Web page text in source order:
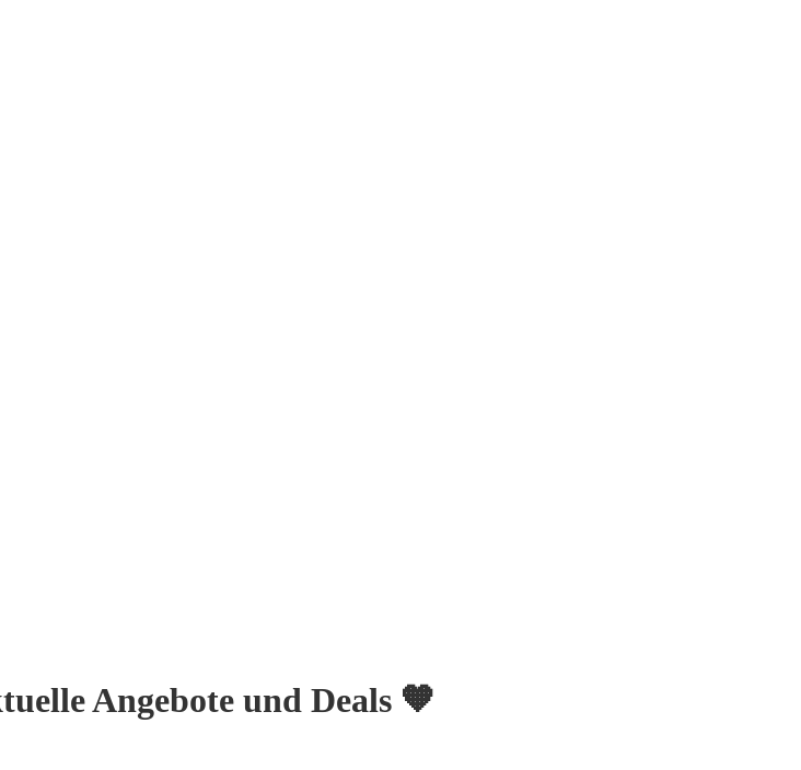
Angebote und Deals 🧡